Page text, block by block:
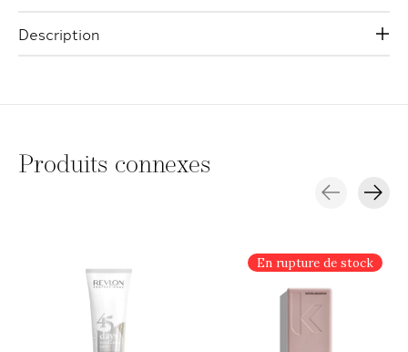
Description
Produits connexes
En rupture de stock